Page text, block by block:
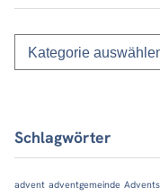
Kategorien
Schlagwörter
advent adventgemeinde